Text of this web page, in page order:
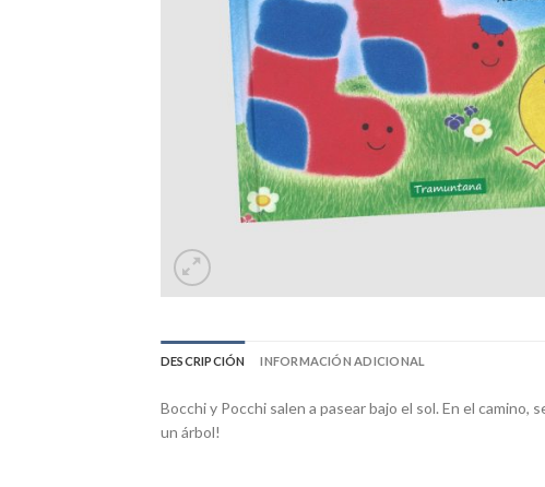
DESCRIPCIÓN INFORMACIÓN ADICIONAL
Bocchi y Pocchi salen a pasear bajo el sol. En el
un árbol!